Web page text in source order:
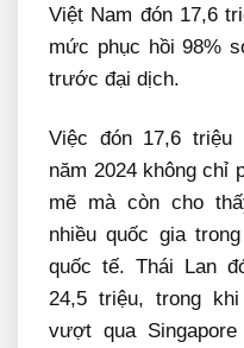
Việt Nam đón 17,6
mức phục hồi 98%
trước đại dịch.
Việc đón 17,6
năm 2024 không chỉ
mẽ mà còn cho
nhiều quốc gia
quốc tế. Thái Lan
24,5 triệu, trong
vượt qua